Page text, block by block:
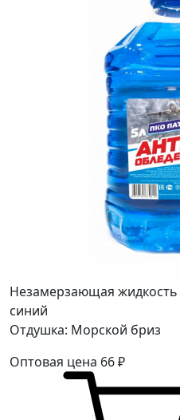
Незамерзающая
синий
Отдушка: Морской бриз
Оптовая цена 66₽